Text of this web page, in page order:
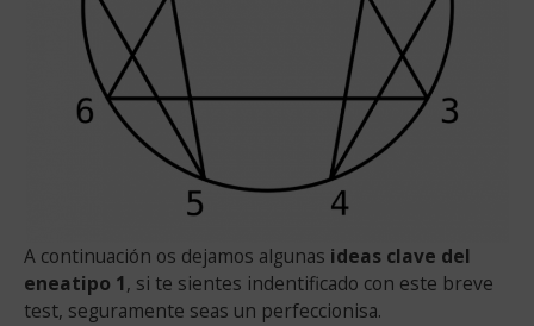
A continuación os dejamos algunas ideas clave del
eneatipo 1, si te sientes indentificado con este breve
test, seguramente seas un perfeccionisa.